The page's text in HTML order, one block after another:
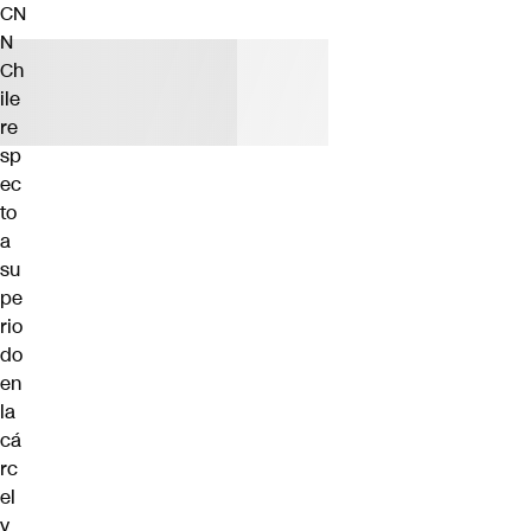
CN
N
Ch
ile
re
sp
ec
to
a
su
pe
rio
do
en
la
cá
rc
el
y